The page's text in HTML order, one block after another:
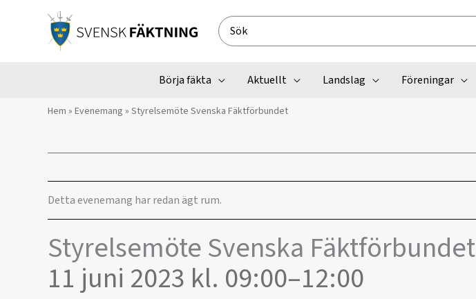
Search
for:
Börja fäkta Aktuellt Landslag Föreningar
Hem » Evenemang » Styrelsemöte Svenska Fäktförbundet
Detta evenemang har redan ägt rum.
Styrelsemöte Svenska Fäktförbundet
11 juni 2023 kl. 09:00–12:00